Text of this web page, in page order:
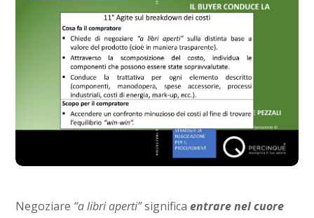
Negoziare “a libri aperti”significaentrare nel cuore